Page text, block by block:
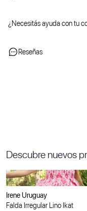
¿Necesitás ayuda con tu
Reseñas
Descubre nuevos
Irene Uruguay
Falda Irregular Lino Ikat